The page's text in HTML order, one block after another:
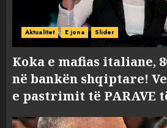
Aktualitet E jona Slider
Koka e mafias italiane,
në bankën shqiptare!
e pastrimit të PARAVE